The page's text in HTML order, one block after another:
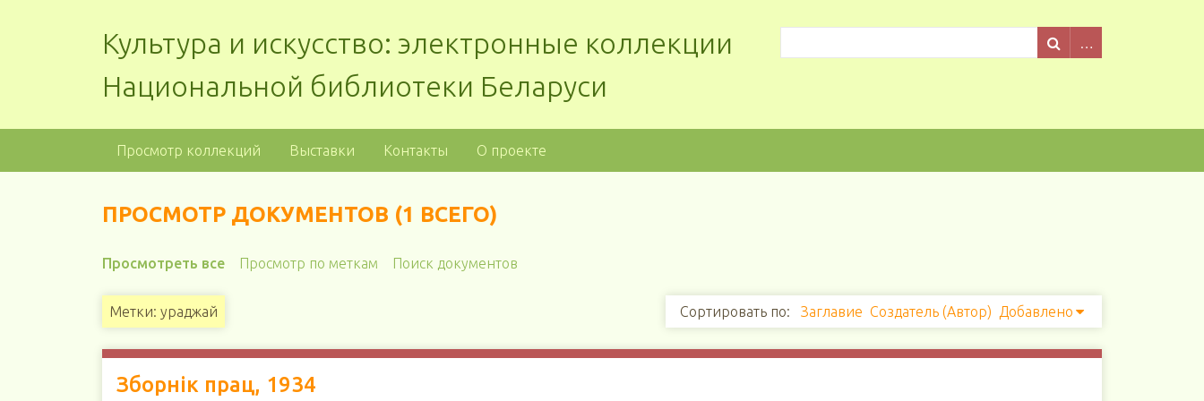
Культура и искусство: электронные коллекции
Национальной библиотеки Беларуси
Просмотр коллекций Выставки Контакты О проекте
ПРОСМОТР ДОКУМЕНТОВ (1 ВСЕГО)
Просмотреть все Просмотр по меткам Поиск документов
Метки: ураджай Сортировать по: Заглавие Создатель (Автор) Добавлено
Зборнік прац, 1934